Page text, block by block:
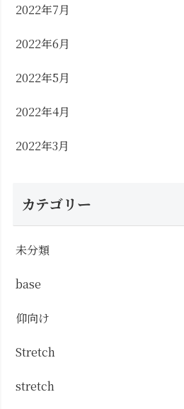
2022年7月
2022年6月
2022年5月
2022年4月
2022年3月
カテゴリー
未分類
base
仰向け
Stretch
stretch